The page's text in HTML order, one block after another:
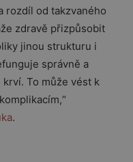
rozdíl od takzvaného
zdravě přizpůsobit
jinou strukturu i
správně a
To může vést k
.